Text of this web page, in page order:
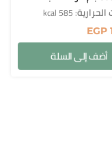
EGP
أضف إلى السلة
: 585 kcal